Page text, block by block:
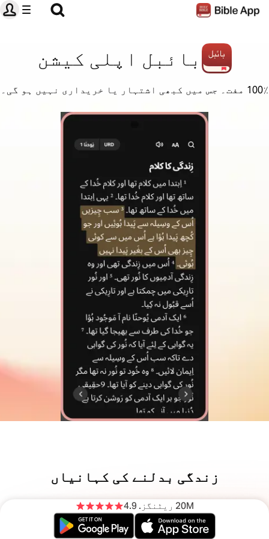
بائبل اپلی کیشن
100٪ مفت۔ جس میں کبھی اشتہار یا خریداری نہیں ہو گی۔
زندگی بدلنے کی کہانیاں
20M ریٹنگز . 4.9